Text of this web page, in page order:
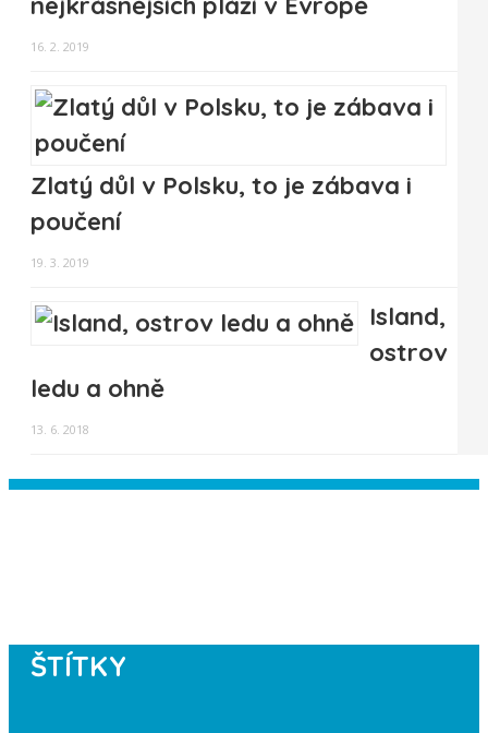
16. 2. 2019
Zlatý důl v Polsku, to je zábava i
poučení
19. 3. 2019
Island,
ostrov
ledu a ohně
13. 6. 2018
ŠTÍTKY